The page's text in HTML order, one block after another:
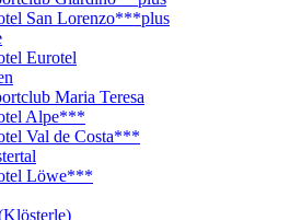
San Lorenzo***plus
Eurotel
Maria Teresa
Alpe***
Val de Costa***
Löwe***